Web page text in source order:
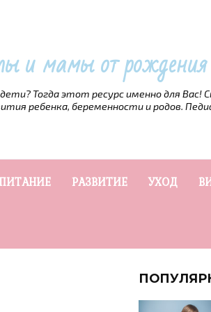
и мамы от
Тогда этот ресурс именно для
ребенка, беременности и родов.
ПИТАНИЕ РАЗВИТИЕ УХОД